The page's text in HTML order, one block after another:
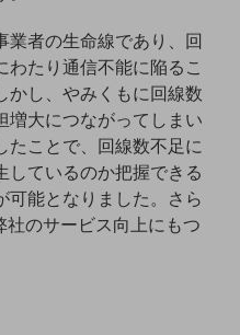
業者の生命線であり、回
たり通信不能に陥るこ
かし、やみくもに回線数
増大につながってしまい
たことで、回線数不足に
しているのか把握できる
可能となりました。さら
社のサービス向上にもつ